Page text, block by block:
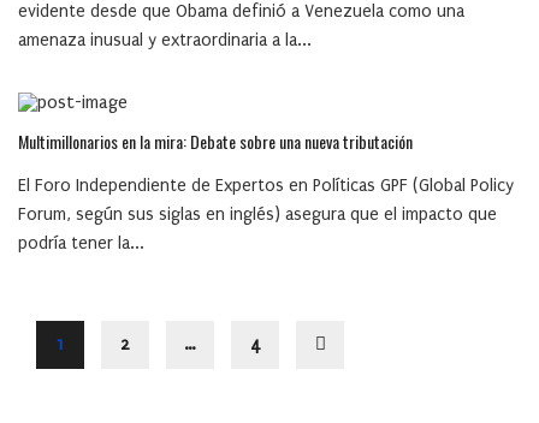
evidente desde que Obama definió a Venezuela como una
amenaza inusual y extraordinaria a la...
Multimillonarios en la mira: Debate sobre una nueva tributación
El Foro Independiente de Expertos en Políticas GPF (Global Policy
Forum, según sus siglas en inglés) asegura que el impacto que
podría tener la...
1 2 … 4